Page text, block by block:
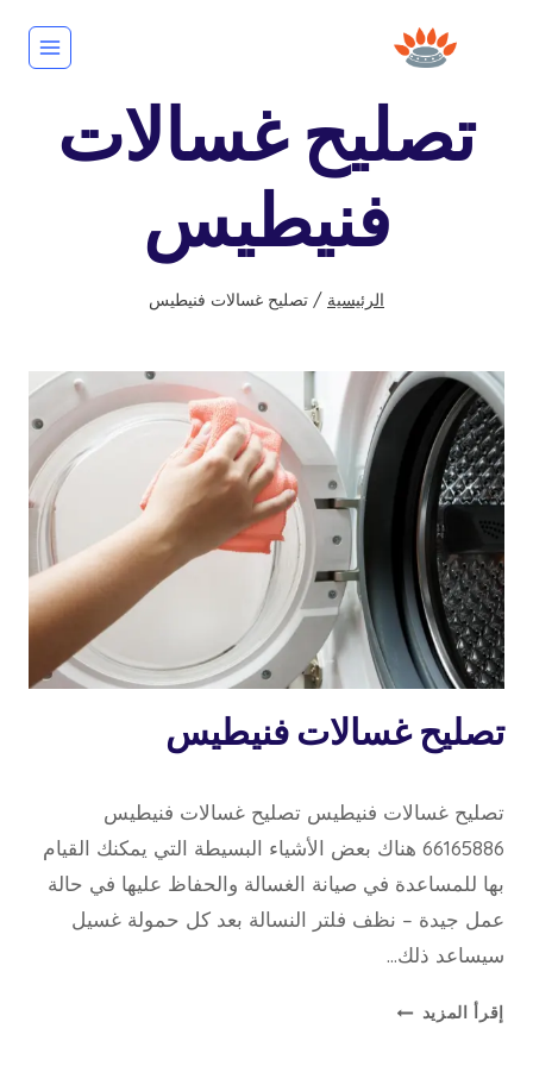
تصليح غسالات
فنيطيس
الرئيسية / تصليح غسالات فنيطيس
غسالات
تصليح غسالات فنيطيس
repaircookers
تصليح غسالات فنيطيس تصليح غسالات فنيطيس
66165886 هناك بعض الأشياء البسيطة التي يمكنك القيام
بها للمساعدة في صيانة الغسالة والحفاظ عليها في حالة
عمل جيدة – نظف فلتر النسالة بعد كل حمولة غسيل
سيساعد ذلك…
إقرأ المزيد تصليح